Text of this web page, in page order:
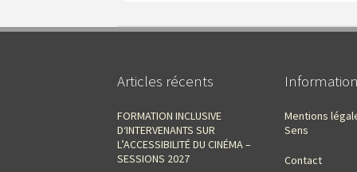
Articles récents
FORMATION INCLUSIVE
D‘INTERVENANTS SUR
L’ACCESSIBILITÉ DU CINÉMA –
SESSIONS 2027
Mentions
Sens
Contact